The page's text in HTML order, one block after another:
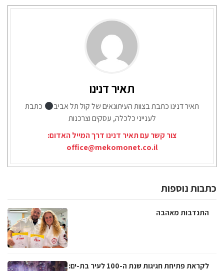
תאיר דנינו
תאיר דנינו כתבת בצוות העיתונאים של קול תל אביב
כתבת
לענייני כלכלה, עסקים וצרכנות
צור קשר עם תאיר דנינו דרך המייל האדום:
office@mekomonet.co.il
כתבות נוספות
התנדבות מאהבה
לקראת פתיחת חגיגות שנת ה-100 לעיר בת-ים: